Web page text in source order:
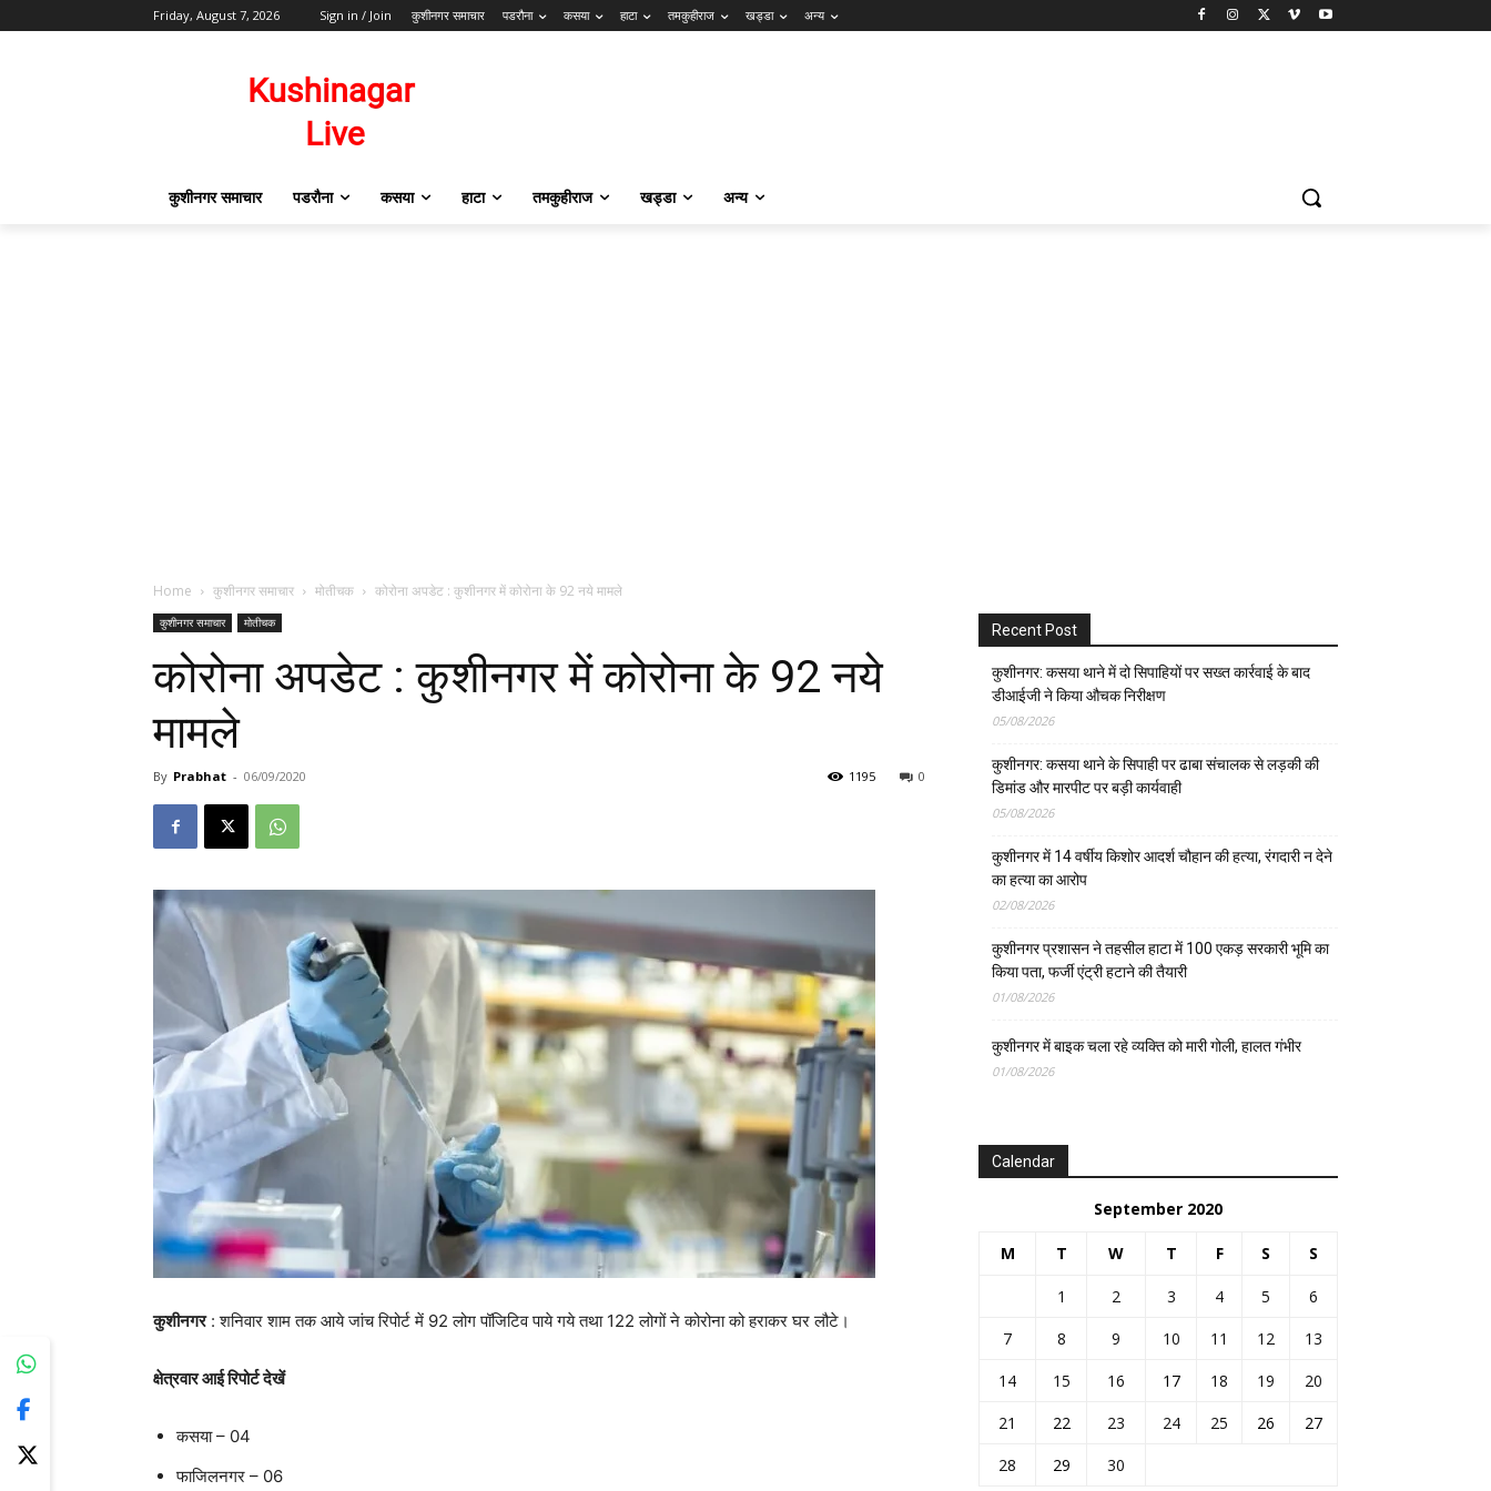
Friday, August 7, 2026 Sign in / Join कुशीनगर समाचार पडरौना कसया हाटा तमकुहीराज खड्डा अन्य
कुशीनगर समाचार पडरौना कसया हाटा तमकुहीराज खड्डा अन्य
Home कुशीनगर समाचार मोतीचक कोरोना अपडेट : कुशीनगर में कोरोना के 92 नये मामले
कुशीनगर समाचार मोतीचक
कोरोना अपडेट : कुशीनगर में कोरोना के 92 नये
मामले
By Prabhat - 06/09/2020 0
1195
कुशीनगर: शनिवार शाम तक आये जांच रिपोर्ट में 92 लोग पॉजिटिव पाये गये तथा 122 लोगों ने कोरोना को हराकर घर लौटे।
क्षेत्रवार आई रिपोर्ट देखें
कसया – 04
फाजिलनगर – 06
Recent Post
कुशीनगर: कसया थाने में दो सिपाहियों पर सख्त कार्रवाई के बाद
डीआईजी ने किया औचक निरीक्षण
05/08/2026
कुशीनगर: कसया थाने के सिपाही पर ढाबा संचालक से लड़की की
डिमांड और मारपीट पर बड़ी कार्यवाही
05/08/2026
कुशीनगर में 14 वर्षीय किशोर आदर्श चौहान की हत्या, रंगदारी न देने
का हत्या का आरोप
02/08/2026
कुशीनगर प्रशासन ने तहसील हाटा में 100 एकड़ सरकारी भूमि का
किया पता, फर्जी एंट्री हटाने की तैयारी
01/08/2026
कुशीनगर में बाइक चला रहे व्यक्ति को मारी गोली, हालत गंभीर
01/08/2026
Calendar
September 2020
M T W T F S S
1 2 3 4 5
6
7
8 9 10 11 12
13
14
15 16 17 18 19
20
21
22 23 24 25 26
27
28
29
30